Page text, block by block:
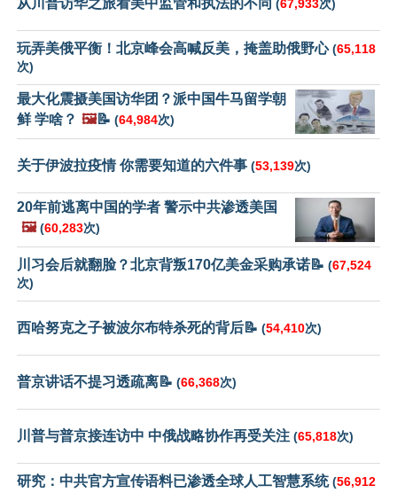
(67,933次)
玩弄美俄平衡！北京峰会高喊反美，掩盖助俄野心(65,118
次)
最大化震摄美国访华团？派中国牛马留学朝
鲜 学啥？ 🖼️📝 (64,984次)
关于伊波拉疫情 你需要知道的六件事 (53,139次)
20年前逃离中国的学者 警示中共渗透美国
🖼️ (60,283次)
川习会后就翻脸？北京背叛170亿美金采购承诺📝 (67,524
次)
西哈努克之子被波尔布特杀死的背后📝 (54,410次)
普京讲话不提习透疏离📝 (66,368次)
川普与普京接连访中 中俄战略协作再受关注 (65,818次)
研究：中共官方宣传语料已渗透全球人工智慧系统(56,912